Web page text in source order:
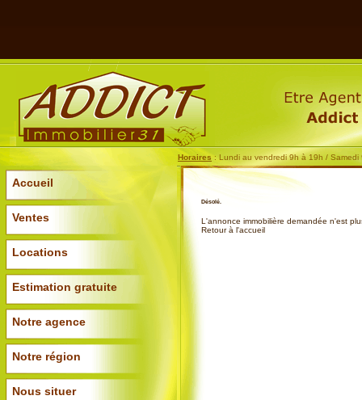
Horaires : Lundi au vendredi 9h à 19h / Samedi
Accueil
Ventes
Locations
Estimation gratuite
Notre agence
Notre région
Nous situer
Désolé.
L'annonce immobilière demandée n'est
Retour à l'accueil